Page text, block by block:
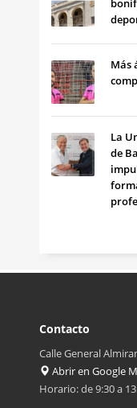
Más
La
de
Contacto
Calle General
Abrir en Google
Horario: de 9:30 a